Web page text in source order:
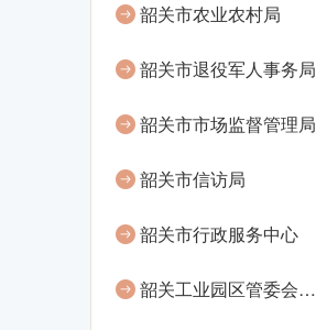
韶关市农业农村局
韶关市退役军人事务局
韶关市市场监督管理局
韶关市信访局
韶关市行政服务中心
韶关工业园区管委会（莞韶园管委会、高新区管委会）